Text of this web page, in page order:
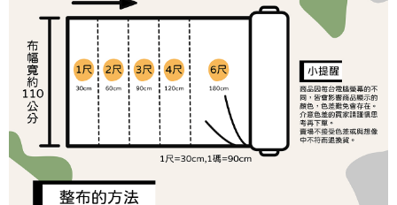
1.分期款項不併入電信帳單，「大哥付你分期」於每月結算日後寄送繳費提
醒簡訊。
2.透過簡訊連結打開帳單後，可選擇「超商條碼／台灣大直營門市／銀行轉
帳／街口支付／iPASS MONEY」等通路繳費。
【注意事項】
1.本服務係由「台灣大哥大股份有限公司」（以下簡稱本公司）所提供，讓
用戶於交易時，得透過本服務購買商品或服務，並由商店將買賣／分期付款
買賣價金債權讓與本公司後，依約使用本公司帳單繳交帳款。
2.基於同意付款使用「大哥付你分期」之契約關係目的，商店將以您的個人
資料（包含姓名、電話或地址）提供予台灣大哥大進項蒐集、處理及利用，
由本公司與您本人進行分期帳單所需資料之確認、核對及更正。
3.完整用戶服務條款，請詳閱以下連結：
【「AFTEE先享後付」結帳流程】
１．於結帳方式選擇「AFTEE先享後付」後，將跳轉至「AFTEE先享後付」
結帳頁面，進行簡訊認證並確認金額後，即可完成結帳。
２．訂單成立數日內，您將收到繳費通知簡訊。
３．收到繳費通知簡訊後14天內，點擊此簡訊中的連結，可透過四大超商／
ATM／網路銀行／等多元方式進行付款，方視為交易完成。
※ 請注意：結帳手續完成當下不需立刻繳費，但若您需要取消訂單，請聯絡
購買商品的店家。未經商家同意取消之訂單仍視為有效，需透過AFTEE先享
後付繳納相關費用。
※ 交易是否成功請以「AFTEE先享後付 」之結帳頁面顯示為準，若有關於
是否繳費成功／繳費後需取消欲退款等相關疑問，請聯繫「AFTEE先享後付
客戶支援中心」https://netprotections.freshdesk.com/support/home
每筆NT$65，滿NT$1,500(含以上)免運費
付款後全家取貨
每筆NT$65，滿NT$1,300(含以上)免運費
7-11取貨付款
每筆NT$65，滿NT$1,500(含以上)免運費
付款後7-11取貨
每筆NT$65，滿NT$1,500(含以上)免運費